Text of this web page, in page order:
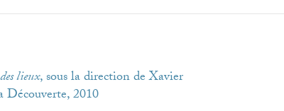
lieux, sous la direction de Xavier
Découverte, 2010